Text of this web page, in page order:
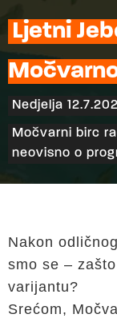
Ljetni
Nedjelja
Močvarni birc
neovisno o
Nakon
smo se –
varijantu?
Srećom,